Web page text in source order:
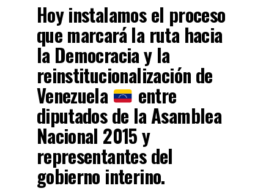
Hoy instalamos el proceso
que marcará la ruta hacia
la Democracia y la
reinstitucionalización de
Venezuela entre
diputados de la Asamblea
Nacional 2015 y
representantes del
gobierno interino.